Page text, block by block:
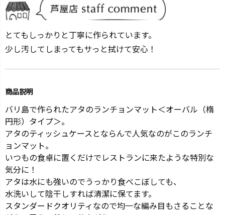
とてもしっかりと丁寧に作られています。
少し汚してしまってもサっと拭けて安心！
商品説明
バリ島で作られたアタのランチョンマット＜オーバル（楕
円形）タイプ＞。
アタのティッシュケースとならんで人気なのがこのランチ
ョンマット。
いつもの食卓に置くだけでレストランに来たような特別な
気分に！
アタは水にも強いのでうっかり食べこぼしても、
水洗いして陰干しすれば清潔に保てます。
スタンダードクオリティなので均一な編み目もさることな